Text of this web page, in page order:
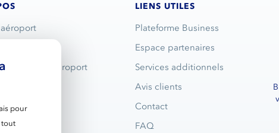
parking aéroport
LIENS UTILES
Plateforme Business
Espace partenaires
Services additionnels
Avis clients
Contact
FAQ
pour
tout